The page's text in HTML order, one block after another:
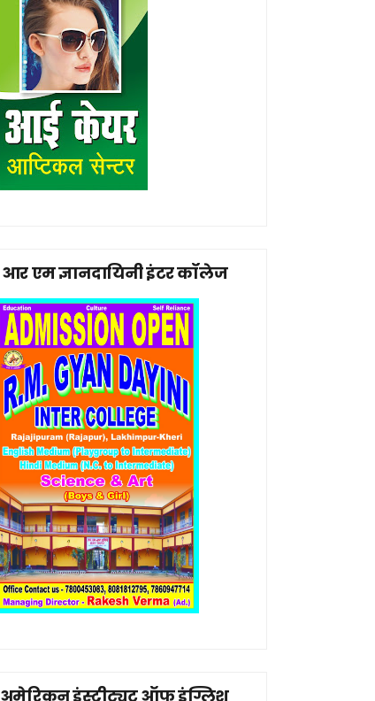
आर एम ज्ञानदायिनी इंटर कॉलेज
अमेरिकन इंस्टीट्यूट ऑफ इंग्लिश